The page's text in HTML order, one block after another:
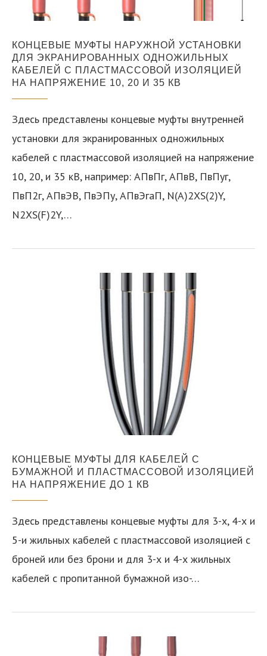
КОНЦЕВЫЕ МУФТЫ НАРУЖНОЙ УСТАНОВКИ
ДЛЯ ЭКРАНИРОВАННЫХ ОДНОЖИЛЬНЫХ
КАБЕЛЕЙ С ПЛАСТМАССОВОЙ ИЗОЛЯЦИЕЙ
НА НАПРЯЖЕНИЕ 10, 20 И 35 КВ
Здесь представлены концевые муфты внутренней
установки для экранированных одножильных
кабелей с пластмассовой изоляцией на напряжение
10, 20, и 35 кВ, например: АПвПг, АПвВ, ПвПуг,
ПвП2г, АПвЭВ, ПвЭПу, АПвЭгаП, N(A)2XS(2)Y,
N2XS(F)2Y,…
КОНЦЕВЫЕ МУФТЫ ДЛЯ КАБЕЛЕЙ С
БУМАЖНОЙ И ПЛАСТМАССОВОЙ ИЗОЛЯЦИЕЙ
НА НАПРЯЖЕНИЕ ДО 1 КВ
Здесь представлены концевые муфты для 3-х, 4-х и
5-и жильных кабелей с пластмассовой изоляцией с
броней или без брони и для 3-х и 4-х жильных
кабелей с пропитанной бумажной изо-…